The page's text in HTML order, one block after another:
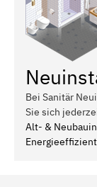
Bei Sanitär
Sie sich
Alt- &
Energieeffizient